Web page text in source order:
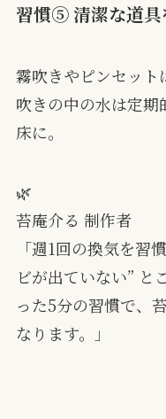
習慣⑤ 清潔な道具
霧吹きやピンセット
吹きの中の水は定
床に。
🌿
苔庵介る 制作者
「週1回の換気を習
ビが出ていない” と
った5分の習慣で、
なります。」